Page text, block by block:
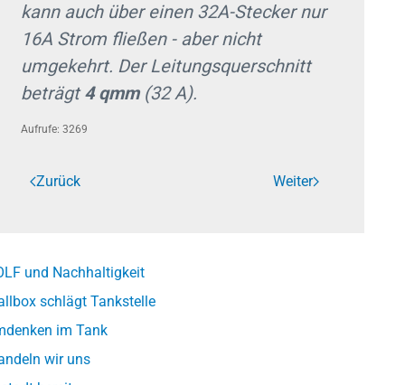
kann auch über einen 32A-Stecker nur
16A Strom fließen - aber nicht
umgekehrt. Der Leitungsquerschnitt
beträgt4 qmm(32 A).
Aufrufe: 3269
Zurück Weiter
und Nachhaltigkeit
schlägt Tankstelle
im Tank
wir uns